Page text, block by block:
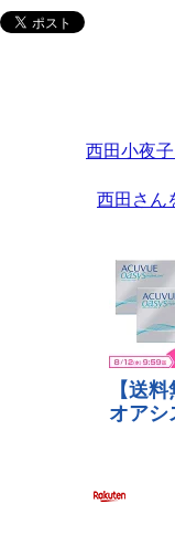
西田小夜
西田さん